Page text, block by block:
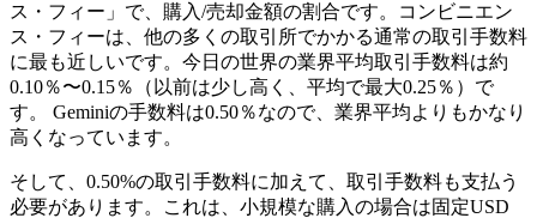
ス・フィー」で、購入/売却金額の割合です。コンビニエン
ス・フィーは、他の多くの取引所でかかる通常の取引手数料
に最も近しいです。今日の世界の業界平均取引手数料は約
0.10％〜0.15％（以前は少し高く、平均で最大0.25％）で
す。 Geminiの手数料は0.50％なので、業界平均よりもかなり
高くなっています。
そして、0.50%の取引手数料に加えて、取引手数料も支払う
必要があります。これは、小規模な購入の場合は固定USD